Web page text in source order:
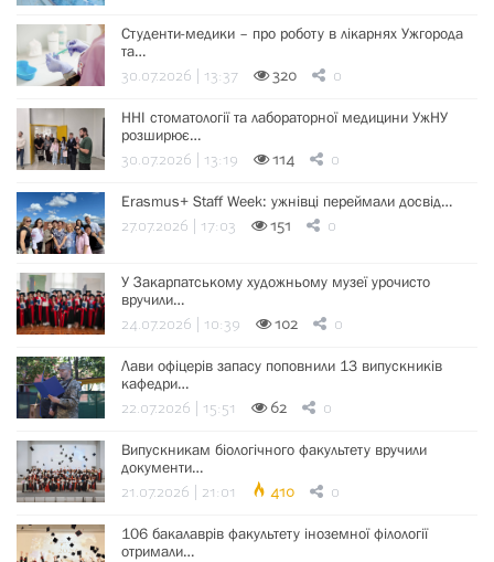
Студенти-медики – про роботу в лікарнях Ужгорода
та…
30.07.2026 | 13:37 320 0
ННІ стоматології та лабораторної медицини УжНУ
розширює…
30.07.2026 | 13:19 114 0
Erasmus+ Staff Week: ужнівці переймали досвід…
27.07.2026 | 17:03 151 0
У Закарпатському художньому музеї урочисто
вручили…
24.07.2026 | 10:39 102 0
Лави офіцерів запасу поповнили 13 випускників
кафедри…
22.07.2026 | 15:51 62 0
Випускникам біологічного факультету вручили
документи…
21.07.2026 | 21:01 410 0
106 бакалаврів факультету іноземної філології
отримали…